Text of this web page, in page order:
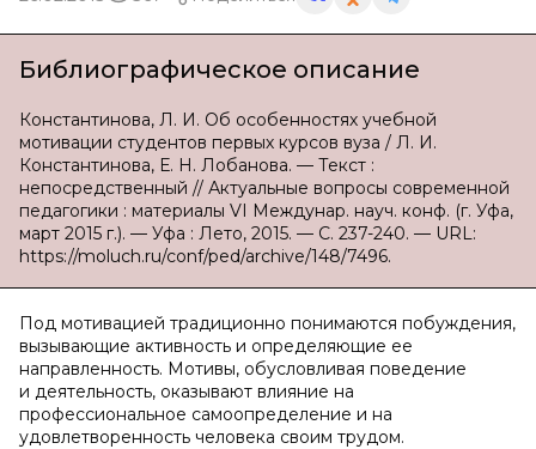
Библиографическое описание
Константинова, Л. И. Об особенностях учебной
мотивации студентов первых курсов вуза / Л. И.
Константинова, Е. Н. Лобанова. — Текст :
непосредственный // Актуальные вопросы современной
педагогики : материалы VI Междунар. науч. конф. (г. Уфа,
март 2015 г.). — Уфа : Лето, 2015. — С. 237-240. — URL:
https://moluch.ru/conf/ped/archive/148/7496.
Под мотивацией традиционно понимаются побуждения,
вызывающие активность и определяющие ее
направленность. Мотивы, обусловливая поведение
и деятельность, оказывают влияние на
профессиональное самоопределение и на
удовлетворенность человека своим трудом.